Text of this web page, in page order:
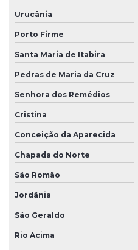
Urucânia
Porto Firme
Santa Maria de Itabira
Pedras de Maria da Cruz
Senhora dos Remédios
Cristina
Conceição da Aparecida
Chapada do Norte
São Romão
Jordânia
São Geraldo
Rio Acima